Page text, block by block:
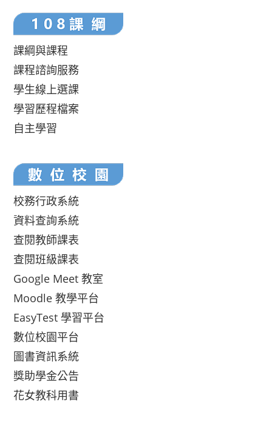
課綱與課程
課程諮詢服務
學生線上選課
學習歷程檔案
自主學習
校務行政系統
資料查詢系統
查閱教師課表
查閱班級課表
Google Meet 教室
Moodle 教學平台
EasyTest 學習平台
數位校園平台
圖書資訊系統
獎助學金公告
花女教科用書